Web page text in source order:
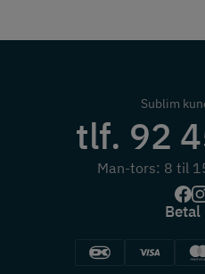
Sublim
tlf. 92
Man-tors: 8 til
Betal